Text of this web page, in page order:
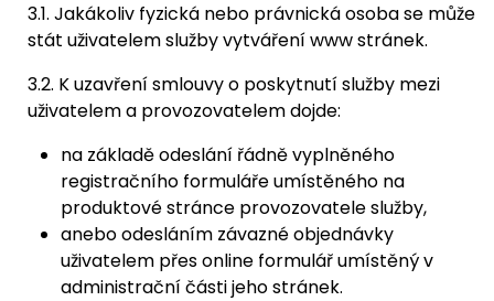
3.1. Jakákoliv fyzická nebo právnická osoba se může
stát uživatelem služby vytváření www stránek.
3.2. K uzavření smlouvy o poskytnutí služby mezi
uživatelem a provozovatelem dojde:
na základě odeslání řádně vyplněného
registračního formuláře umístěného na
produktové stránce provozovatele služby,
anebo odesláním závazné objednávky
uživatelem přes online formulář umístěný v
administrační části jeho stránek.